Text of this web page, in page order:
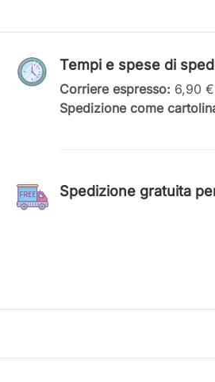
Tempi e spese di
Corriere espresso: 6,90
Spedizione come
Spedizione gratuita